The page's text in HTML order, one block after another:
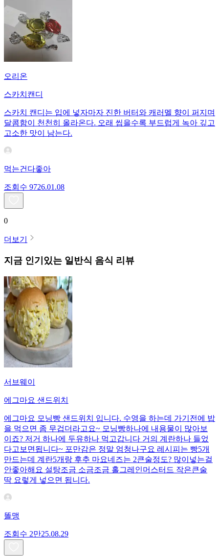
오리온
스카치캔디
스카치 캔디는 입에 넣자마자 진한 버터와 캐러멜 향이 퍼지며
달콤함이 천천히 올라온다. 오래 씹을수록 부드럽게 녹아 깊고
고소한 맛이 남는다.
먹는건다좋아
조회수 9726.01.08
0
더보기
지금 인기있는 일반식 음식 리뷰
서브웨이
에그마요 샌드위치
에그마요 모닝빵 샌드위치 입니다. 수영을 하는데 가기전에 밥
을 먹으면 좀 무겁더라고요~ 모닝빵하나에 내용물이 많아보
이죠? 저거 하나에 두유하나 먹고갑니다 거의 계란하나 들었
다고보면됩니다~ 포만감은 정말 엄청나구요 레시피는 빵5개
만드는데 계란5개랑 후추 마요네즈는 2큰술정도? 많이넣는걸
안좋아해요 설탕조금 소금조금 홀그레인머스터드 작은큰술
딱 요렇게 넣으면 됩니다.
똘맹
조회수 2만25.08.29